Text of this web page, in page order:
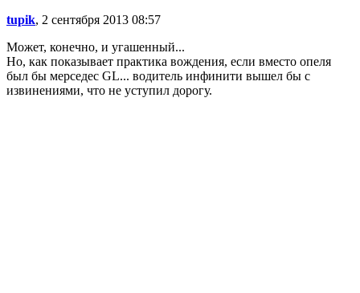
tupik, 2 сентября 2013 08:57
Может, конечно, и угашенный...
Но, как показывает практика вождения, если вместо опеля
был бы мерседес GL... водитель инфинити вышел бы с
извинениями, что не уступил дорогу.